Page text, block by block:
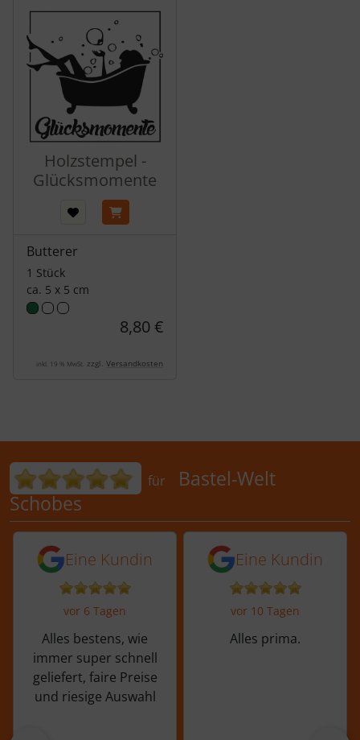
Holzstempel -
Glücksmomente
Butterer
1 Stück
ca. 5 x 5 cm
8,80 €
inkl. 19 % MwSt. zzgl. Versandkosten
Bewertungen für Bastel-Welt
für
Bastel-Welt
Schobes
5 von 5 Sternen von einer Kundin vor
Eine Kundin
vor 6 Tagen
Alles bestens, wie
immer super schnell
geliefert, faire Preise
und riesige Auswahl
5 von 5 Sternen
Eine Kundin
vor 10 Tagen
Alles prima.